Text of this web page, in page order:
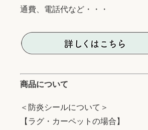
通費、電話代など・・・
商品について
＜防炎シールについて＞
【ラグ・カーペットの場合】